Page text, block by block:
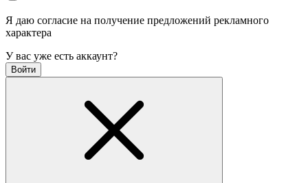
Я даю согласие на получение предложений рекламного
характера
У вас уже есть аккаунт?
Войти